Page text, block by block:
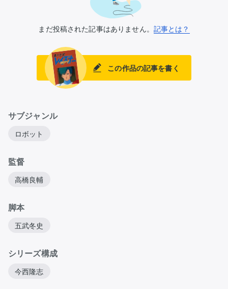
まだ投稿された記事はありません。 記事とは？
この作品の記事を書く
サブジャンル
ロボット
監督
高橋良輔
脚本
五武冬史
シリーズ構成
今西隆志